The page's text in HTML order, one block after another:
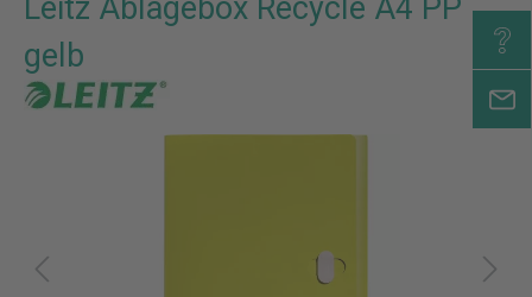
Leitz Ablagebox Recycle A4 PP
gelb